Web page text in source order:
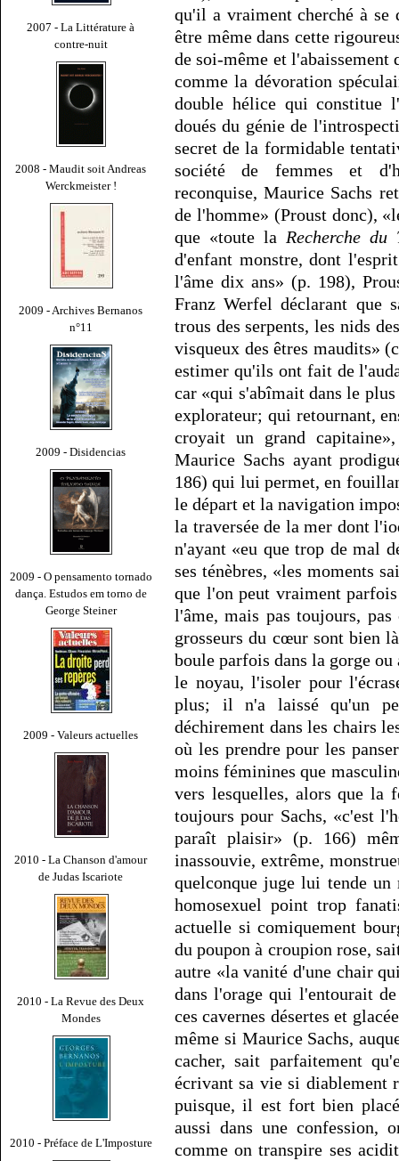
2007 - La Littérature à
contre-nuit
2008 - Maudit soit Andreas
Werckmeister !
2009 - Archives Bernanos
n°11
2009 - Disidencias
2009 - O pensamento tornado
dança. Estudos em torno de
George Steiner
2009 - Valeurs actuelles
2010 - La Chanson d'amour
de Judas Iscariote
2010 - La Revue des Deux
Mondes
2010 - Préface de L'Imposture
qu'il a vraiment cherché à se
être même dans cette
de soi-même et l'abaissement
comme la dévoration
double hélice qui constitue
doués du génie de
secret de la formidable
société de femmes et
reconquise, Maurice Sachs
de l'homme» (Proust donc),
que «toute la Recherche du
d'enfant monstre, dont
l'âme dix ans» (p. 198),
Franz Werfel déclarant que
trous des serpents, les nids
visqueux des êtres maudits»
estimer qu'ils ont fait de
car «qui s'abîmait dans le
explorateur; qui retournant,
croyait un grand
Maurice Sachs ayant
186) qui lui permet, en
le départ et la navigation
la traversée de la mer dont
n'ayant «eu que trop de mal
ses ténèbres, «les moments
que l'on peut vraiment
l'âme, mais pas toujours,
grosseurs du cœur sont bien
boule parfois dans la gorge
le noyau, l'isoler pour
plus; il n'a laissé qu'un
déchirement dans les chairs
où les prendre pour les
moins féminines que
vers lesquelles, alors que la
toujours pour Sachs, «c'est
paraît plaisir» (p. 166)
inassouvie, extrême,
quelconque juge lui tende
homosexuel point trop
actuelle si comiquement
du poupon à croupion rose,
autre «la vanité d'une chair
dans l'orage qui l'entourait
ces cavernes désertes et
même si Maurice Sachs,
cacher, sait parfaitement
écrivant sa vie si diablement
puisque, il est fort bien
aussi dans une confession,
comme on transpire ses